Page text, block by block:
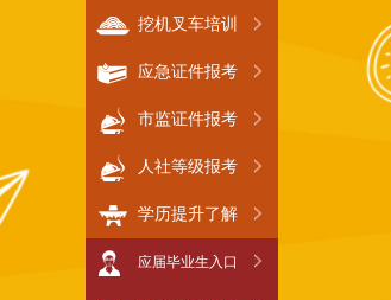
挖机叉车培训
应急证件报考
市监证件报考
人社等级报考
学历提升了解
应届毕业生入口